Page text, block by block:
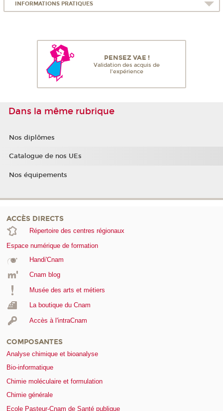
INFORMATIONS PRATIQUES
PENSEZ VAE !
Validation des acquis de
l'expérience
Dans la même rubrique
Nos diplômes
Catalogue de nos UEs
Nos équipements
ACCÈS DIRECTS
Répertoire des centres régionaux
Espace numérique de formation
Handi'Cnam
Cnam blog
Musée des arts et métiers
La boutique du Cnam
Accès à l'intraCnam
COMPOSANTES
Analyse chimique et bioanalyse
Bio-informatique
Chimie moléculaire et formulation
Chimie générale
Ecole Pasteur-Cnam de Santé publique